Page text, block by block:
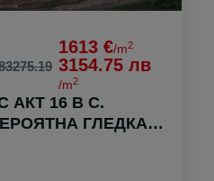
1613 €/m2
3154.75 лв
/m2
АКТ 16 В С.
ГЛЕДКА